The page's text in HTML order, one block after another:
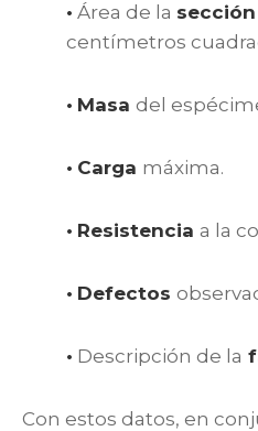
• Área de la
centímetros
• Masa del
• Carga máxima.
• Resistencia a la
• Defectos
• Descripción de la
Con estos datos, en